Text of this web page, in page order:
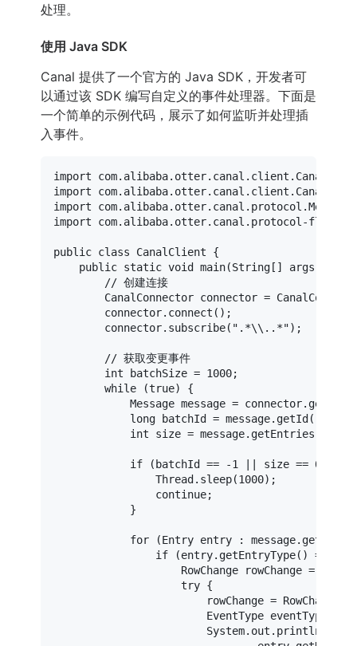
处理。
使用 Java SDK
Canal 提供了一个官方的 Java SDK，开发者可
以通过该 SDK 编写自定义的事件处理器。下面是
一个简单的示例代码，展示了如何监听并处理插
入事件。
import
import
import
import com.alibaba.otter.canal.protocol-
public class CanalClient {
public static void main(String[] args)
// 创建连接
CanalConnector connector =
        connector.connect();
        connector.subscribe(
".*\\..*");
// 获取变更事件
int
batchSize = 1000;
while (true) {
Message message =
long
batchId = message.getId();
int
size =
if (batchId == -1 || size == 0
                Thread.sleep(
1000);
continue;
            }
for (Entry entry :
if (entry.getEntryType() ==
RowChange
rowChange =
try {
rowChange =
EventType eventType